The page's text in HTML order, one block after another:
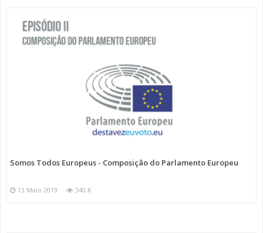
Somos Todos Europeus - Composição do Parlamento Europeu
13 Maio 2019 340 K